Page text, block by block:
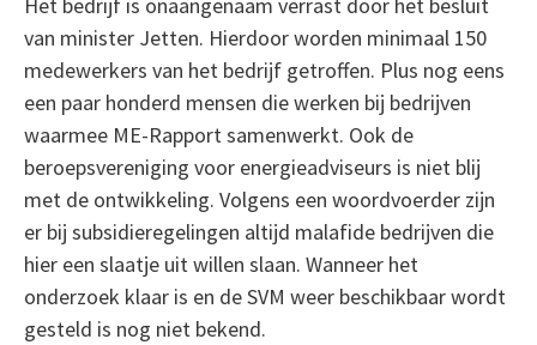
van minister Jetten. Hierdoor worden minimaal 150
medewerkers van het bedrijf getroffen. Plus nog eens
een paar honderd mensen die werken bij bedrijven
waarmee ME-Rapport samenwerkt. Ook de
beroepsvereniging voor energieadviseurs is niet blij
met de ontwikkeling. Volgens een woordvoerder zijn
er bij subsidieregelingen altijd malafide bedrijven die
hier een slaatje uit willen slaan. Wanneer het
onderzoek klaar is en de SVM weer beschikbaar wordt
gesteld is nog niet bekend.